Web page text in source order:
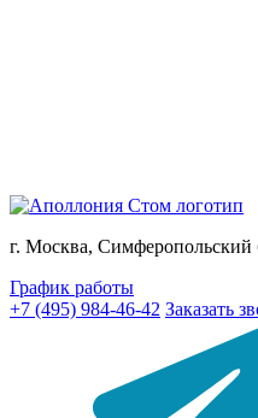
г. Москва, Симферопольский
График работы
+7 (495) 984-46-42 Заказать